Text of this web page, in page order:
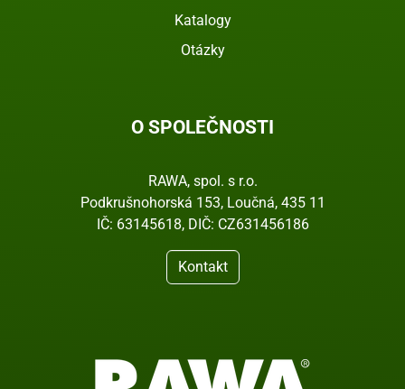
Katalogy
Otázky
O SPOLEČNOSTI
RAWA, spol. s r.o.
Podkrušnohorská 153, Loučná, 435 11
IČ: 63145618, DIČ: CZ631456186
Kontakt